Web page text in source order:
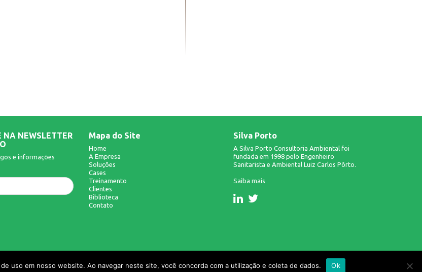
NA NEWSLETTER
e informações
Mapa do Site
Home
A Empresa
Soluções
Cases
Treinamento
Clientes
Biblioteca
Contato
Silva Porto
A Silva Porto Consultoria Ambiental foi
fundada em 1998 pelo Engenheiro
Sanitarista e Ambiental Luiz Carlos Pôrto.
Saiba mais
uso em nosso website. Ao navegar neste site, você concorda com a utilização e coleta de dados. Ok